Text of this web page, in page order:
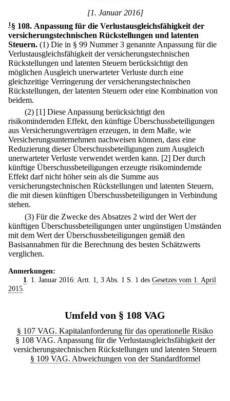
[1. Januar 2016]
1 § 108. Anpassung für die Verlustausgleichsfähigkeit der
versicherungstechnischen Rückstellungen und latenten
Steuern. (1) Die in § 99 Nummer 3 genannte Anpassung für die
Verlustausgleichsfähigkeit der versicherungstechnischen
Rückstellungen und latenten Steuern berücksichtigt den
möglichen Ausgleich unerwarteter Verluste durch eine
gleichzeitige Verringerung der versicherungstechnischen
Rückstellungen, der latenten Steuern oder eine Kombination von
beidem.
(2) [1] Diese Anpassung berücksichtigt den
risikomindernden Effekt, den künftige Überschussbeteiligungen
aus Versicherungsverträgen erzeugen, in dem Maße, wie
Versicherungsunternehmen nachweisen können, dass eine
Reduzierung dieser Überschussbeteiligungen zum Ausgleich
unerwarteter Verluste verwendet werden kann. [2] Der durch
künftige Überschussbeteiligungen erzeugte risikomindernde
Effekt darf nicht höher sein als die Summe aus
versicherungstechnischen Rückstellungen und latenten Steuern,
die mit diesen künftigen Überschussbeteiligungen in Verbindung
stehen.
(3) Für die Zwecke des Absatzes 2 wird der Wert der
künftigen Überschussbeteiligungen unter ungünstigen Umständen
mit dem Wert der Überschussbeteiligungen gemäß den
Basisannahmen für die Berechnung des besten Schätzwerts
verglichen.
Anmerkungen:
1
. 1. Januar 2016: Artt. 1, 3 Abs. 1 S. 1 des Gesetzes vom 1. April
2015
Umfeld von § 108 VAG
§ 107 VAG. Kapitalanforderung für das operationelle Risiko
§ 108 VAG. Anpassung für die Verlustausgleichsfähigkeit der
versicherungstechnischen Rückstellungen und latenten Steuern
§ 109 VAG. Abweichungen von der Standardformel